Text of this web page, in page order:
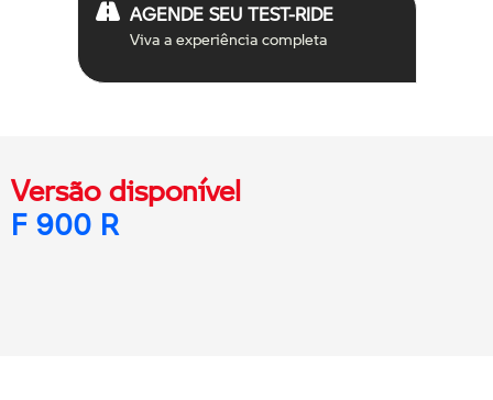
AGENDE SEU TEST-RIDE
Viva a experiência completa
Versão disponível
F 900 R